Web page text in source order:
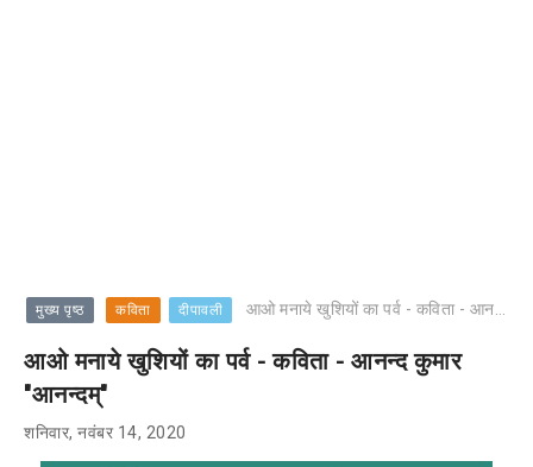
मुख्य पृष्ठ कविता दीपावली आओ मनाये खुशियों का पर्व - कविता - आनन्द कुमार "आनन्दम्"
आओ मनाये खुशियों का पर्व - कविता - आनन्द कुमार
"आनन्दम्"
शनिवार, नवंबर 14, 2020